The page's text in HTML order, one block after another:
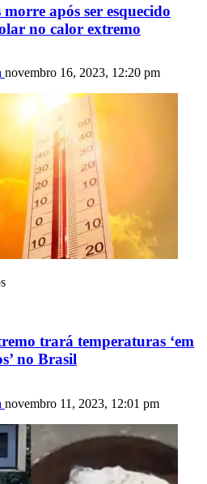
após ser esquecido
no calor extremo
novembro 16, 2023, 12:20 pm
trará temperaturas ‘em
no Brasil
novembro 11, 2023, 12:01 pm